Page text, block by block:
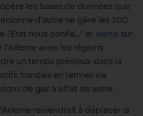
les bases de données que
d’autre ne gère les 300
l’Etat nous confie…” et alerte sur
avec les régions
un temps précieux dans la
français en termes de
de gaz à effet de serre.
reviendrait à déplacer la